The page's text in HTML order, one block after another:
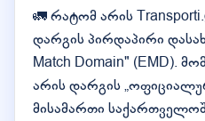
🚛 რატომ არის
დარგის პირდაპირი
Match Domain" (EMD).
არის დარგის
მისამართი